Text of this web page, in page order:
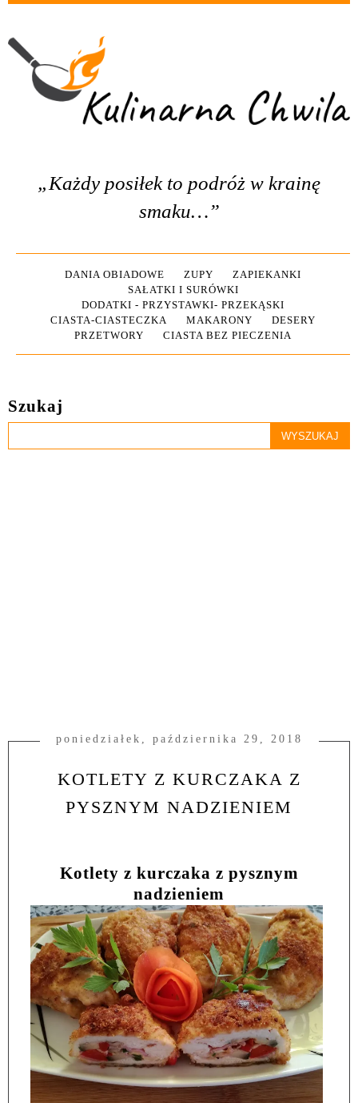
„Każdy posiłek to podróż w krainę
smaku…”
DANIA OBIADOWE ZUPY
ZAPIEKANKI
SAŁATKI I SURÓWKI
DODATKI - PRZYSTAWKI- PRZEKĄSKI
CIASTA-CIASTECZKA
MAKARONY
DESERY
PRZETWORY
CIASTA BEZ PIECZENIA
Szukaj
poniedziałek, października 29, 2018
KOTLETY Z KURCZAKA Z
PYSZNYM NADZIENIEM
Kotlety z kurczaka z pysznym
nadzieniem